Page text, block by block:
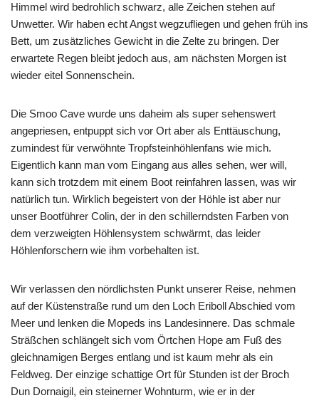
Himmel wird bedrohlich schwarz, alle Zeichen stehen auf
Unwetter. Wir haben echt Angst wegzufliegen und gehen früh ins
Bett, um zusätzliches Gewicht in die Zelte zu bringen. Der
erwartete Regen bleibt jedoch aus, am nächsten Morgen ist
wieder eitel Sonnenschein.
Die Smoo Cave wurde uns daheim als super sehenswert
angepriesen, entpuppt sich vor Ort aber als Enttäuschung,
zumindest für verwöhnte Tropfsteinhöhlenfans wie mich.
Eigentlich kann man vom Eingang aus alles sehen, wer will,
kann sich trotzdem mit einem Boot reinfahren lassen, was wir
natürlich tun. Wirklich begeistert von der Höhle ist aber nur
unser Bootführer Colin, der in den schillerndsten Farben von
dem verzweigten Höhlensystem schwärmt, das leider
Höhlenforschern wie ihm vorbehalten ist.
Wir verlassen den nördlichsten Punkt unserer Reise, nehmen
auf der Küstenstraße rund um den Loch Eriboll Abschied vom
Meer und lenken die Mopeds ins Landesinnere. Das schmale
Sträßchen schlängelt sich vom Örtchen Hope am Fuß des
gleichnamigen Berges entlang und ist kaum mehr als ein
Feldweg. Der einzige schattige Ort für Stunden ist der Broch
Dun Dornaigil, ein steinerner Wohnturm, wie er in der